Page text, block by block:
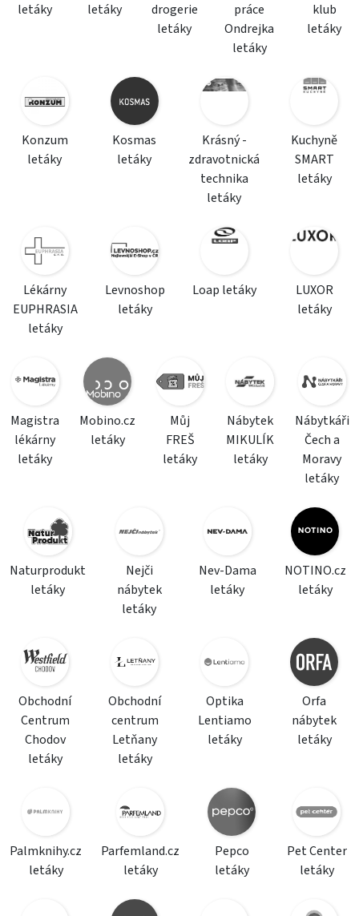
letáky
letáky
drogerie
letáky
práce
Ondrejka
letáky
klub
letáky
Konzum
letáky
Kosmas
letáky
Krásný -
zdravotnická
technika
letáky
Kuchyně
SMART
letáky
Lékárny
EUPHRASIA
letáky
Levnoshop
letáky
Loap letáky
LUXOR
letáky
Magistra
lékárny
letáky
Mobino.cz
letáky
Můj
FREŠ
letáky
Nábytek
MIKULÍK
letáky
Nábytkáři
Čech a
Moravy
letáky
Naturprodukt
letáky
Nejči
nábytek
letáky
Nev-Dama
letáky
NOTINO.cz
letáky
Obchodní
Centrum
Chodov
letáky
Obchodní
centrum
Letňany
letáky
Optika
Lentiamo
letáky
Orfa
nábytek
letáky
Palmknihy.cz
letáky
Parfemland.cz
letáky
Pepco
letáky
Pet Center
letáky